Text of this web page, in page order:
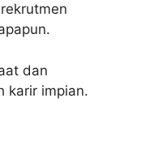
dan
karir impian.